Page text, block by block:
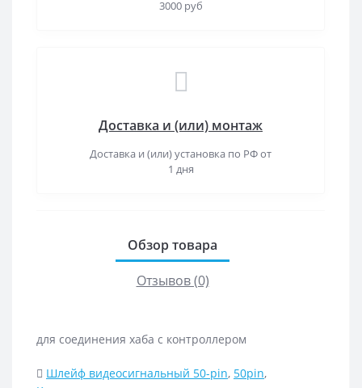
3000 руб
Доставка и (или) монтаж
Доставка и (или) установка по РФ от
1 дня
Обзор товара
Отзывов (0)
для соединения хаба с контроллером
Шлейф видеосигнальный 50-pin, 50pin,